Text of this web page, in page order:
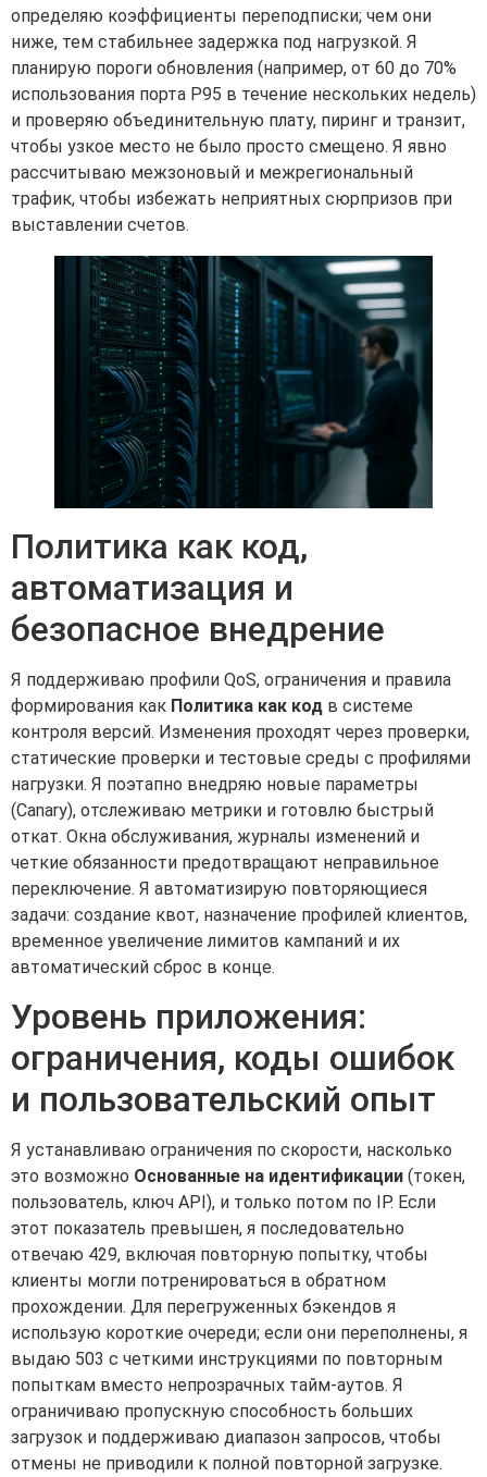
определяю коэффициенты переподписки; чем они
ниже, тем стабильнее задержка под нагрузкой. Я
планирую пороги обновления (например, от 60 до 70%
использования порта P95 в течение нескольких недель)
и проверяю объединительную плату, пиринг и транзит,
чтобы узкое место не было просто смещено. Я явно
рассчитываю межзоновый и межрегиональный
трафик, чтобы избежать неприятных сюрпризов при
выставлении счетов.
Политика как код,
автоматизация и
безопасное внедрение
Я поддерживаю профили QoS, ограничения и правила
формирования как Политика как код в системе
контроля версий. Изменения проходят через проверки,
статические проверки и тестовые среды с профилями
нагрузки. Я поэтапно внедряю новые параметры
(Canary), отслеживаю метрики и готовлю быстрый
откат. Окна обслуживания, журналы изменений и
четкие обязанности предотвращают неправильное
переключение. Я автоматизирую повторяющиеся
задачи: создание квот, назначение профилей клиентов,
временное увеличение лимитов кампаний и их
автоматический сброс в конце.
Уровень приложения:
ограничения, коды ошибок
и пользовательский опыт
Я устанавливаю ограничения по скорости, насколько
это возможно Основанные на идентификации (токен,
пользователь, ключ API), и только потом по IP. Если
этот показатель превышен, я последовательно
отвечаю 429, включая повторную попытку, чтобы
клиенты могли потренироваться в обратном
прохождении. Для перегруженных бэкендов я
использую короткие очереди; если они переполнены, я
выдаю 503 с четкими инструкциями по повторным
попыткам вместо непрозрачных тайм-аутов. Я
ограничиваю пропускную способность больших
загрузок и поддерживаю диапазон запросов, чтобы
отмены не приводили к полной повторной загрузке.